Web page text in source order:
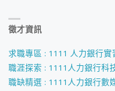
徵才資訊
求職專區 : 1111 人力銀行
職涯探索 : 1111人力銀行科
職缺精選 : 1111人力銀行數